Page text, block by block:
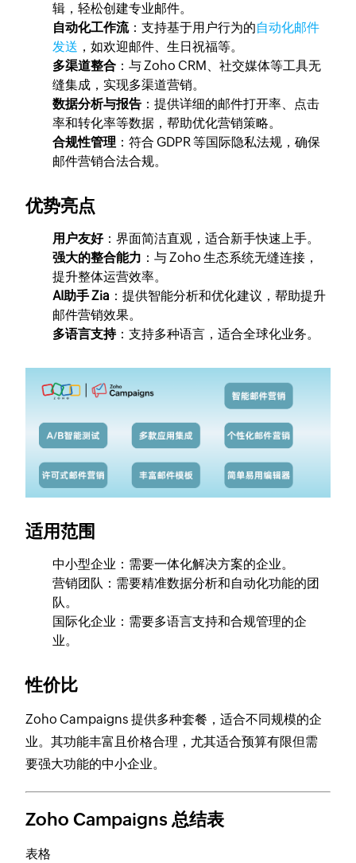
辑，轻松创建专业邮件。
自动化工作流：支持基于用户行为的自动化邮件
发送 ，如欢迎邮件、生日祝福等。
多渠道整合 ：与 Zoho CRM、社交媒体等工具无
缝集成，实现多渠道营销。
数据分析与报告 ：提供详细的邮件打开率、点击
率和转化率等数据，帮助优化营销策略。
合规性管理 ：符合 GDPR 等国际隐私法规，确保
邮件营销合法合规。
优势亮点
用户友好：界面简洁直观，适合新手快速上手。
强大的整合能力 ：与 Zoho 生态系统无缝连接，
提升整体运营效率。
AI助手 Zia ：提供智能分析和优化建议，帮助提升
邮件营销效果。
多语言支持：支持多种语言，适合全球化业务。
适用范围
中小型企业：需要一体化解决方案的企业。
营销团队：需要精准数据分析和自动化功能的团
队。
国际化企业：需要多语言支持和合规管理的企
业。
性价比
Zoho Campaigns 提供多种套餐，适合不同规模的企
业。其功能丰富且价格合理，尤其适合预算有限但需
要强大功能的中小企业。
Zoho Campaigns 总结表
表格